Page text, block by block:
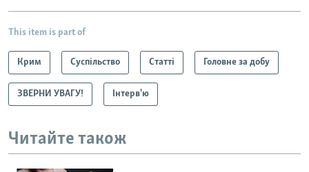
This item is part of
Крим Суспільство Статті Головне за добу
ЗВЕРНИ УВАГУ! Інтерв'ю
Читайте також